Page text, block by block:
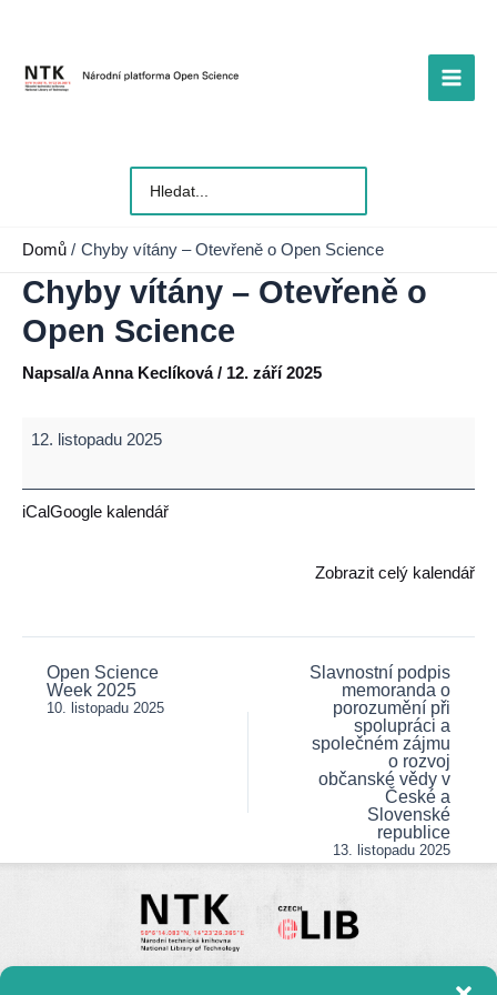
obsah
Main
pro:
Domů Chyby vítány – Otevřeně o Open Science
Chyby vítány – Otevřeně o
Open Science
Napsal/aAnna Keclíková/ 12. září 2025
Chyby
Otevřeně
12. listopadu 2025
iCalGoogle kalendář
Zobrazit celý kalendář
Post
navigation
Open Science
Week 2025
10. listopadu 2025
Slavnostní podpis
memoranda o
porozumění při
spolupráci a
společném zájmu
o rozvoj
občanské vědy v
České a
Slovenské
republice
13. listopadu 2025